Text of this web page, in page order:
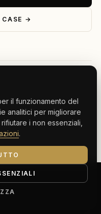
CASE →
Gran Canaria
Milano (MI)
il funzionamento del
analitici per migliorare
i non essenziali,
.